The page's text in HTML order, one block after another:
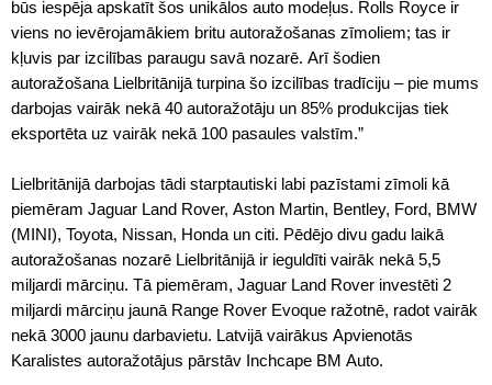
būs iespēja apskatīt šos unikālos auto modeļus. Rolls Royce ir
viens no ievērojamākiem britu autoražošanas zīmoliem; tas ir
kļuvis par izcilības paraugu savā nozarē. Arī šodien
autoražošana Lielbritānijā turpina šo izcilības tradīciju – pie mums
darbojas vairāk nekā 40 autoražotāju un 85% produkcijas tiek
eksportēta uz vairāk nekā 100 pasaules valstīm.”
Lielbritānijā darbojas tādi starptautiski labi pazīstami zīmoli kā
piemēram Jaguar Land Rover, Aston Martin, Bentley, Ford, BMW
(MINI), Toyota, Nissan, Honda un citi. Pēdējo divu gadu laikā
autoražošanas nozarē Lielbritānijā ir ieguldīti vairāk nekā 5,5
miljardi mārciņu. Tā piemēram, Jaguar Land Rover investēti 2
miljardi mārciņu jaunā Range Rover Evoque ražotnē, radot vairāk
nekā 3000 jaunu darbavietu. Latvijā vairākus Apvienotās
Karalistes autoražotājus pārstāv Inchcape BM Auto.